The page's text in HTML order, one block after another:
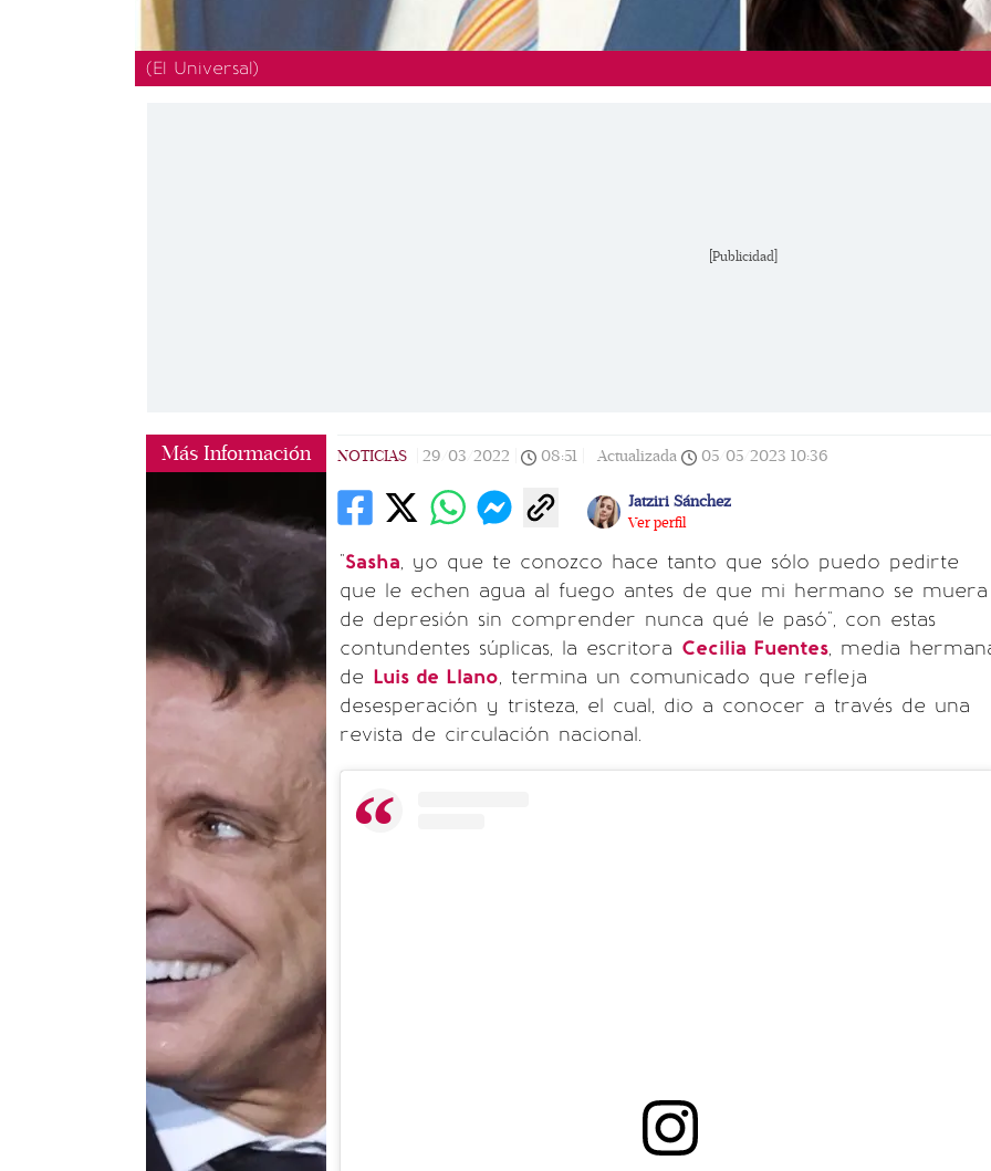
(El Universal)
[Publicidad]
Más Información NOTICIAS 29/03/2022 08:51 Actualizada 05/05/2023 10:36
Jatziri Sánchez
Ver perfil
"Sasha, yo que te conozco hace tanto que sólo puedo pedirte
que le echen agua al fuego antes de que mi hermano se muera
de depresión sin comprender nunca qué le pasó", con estas
contundentes súplicas, la escritora Cecilia Fuentes, media
de Luis de Llano, termina un comunicado que refleja
desesperación y tristeza, el cual, dio a conocer a través de una
revista de circulación nacional.